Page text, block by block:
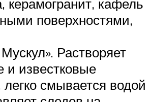
керамогранит, кафель
поверхностями,
Растворяет
известковые
смывается водой